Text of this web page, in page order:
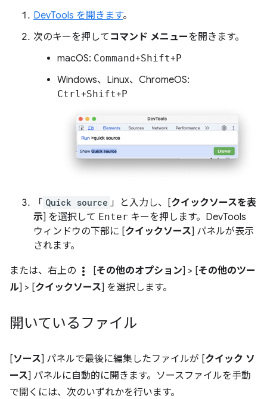
DevTools を開きます。
次のキーを押して コマンド メニューを開きます。
macOS: Command+Shift+P
Windows、Linux、ChromeOS:
Ctrl+Shift+P
「 Quick source 」と入力し、[クイックソースを表
示] を選択して Enter キーを押します。DevTools
ウィンドウの下部に [クイックソース] パネルが表示
されます。
または、右上の more_vert [その他のオプション] > [その他のツー
ル] > [クイックソース] を選択します。
開いているファイル
[ソース] パネルで最後に編集したファイルが [クイック ソ
ース] パネルに自動的に開きます。ソースファイルを手動
で開くには、次のいずれかを行います。